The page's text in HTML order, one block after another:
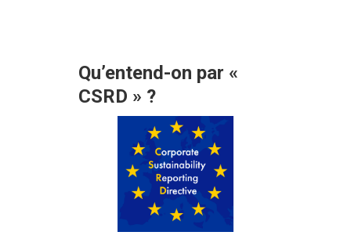
Qu’entend-on par «
CSRD » ?